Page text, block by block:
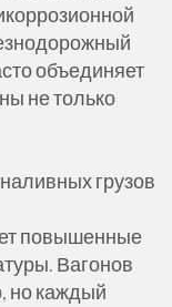
объединяет
не только
грузов
повышенные
Вагонов
но каждый